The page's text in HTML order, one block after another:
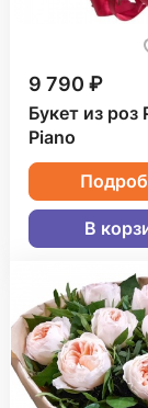
9 790 ₽
Букет из роз
Piano
В